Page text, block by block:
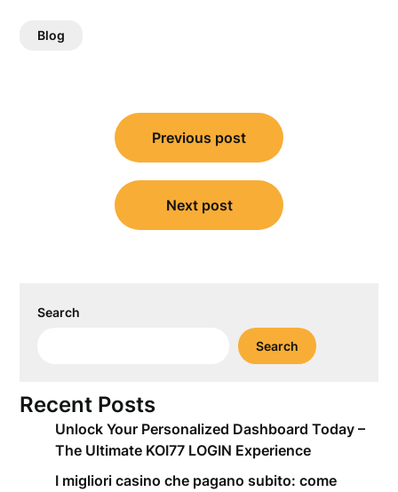
Blog
navigation
Previous post
Next post
Search
Search
Recent Posts
Unlock Your Personalized Dashboard Today –
The Ultimate KOI77 LOGIN Experience
I migliori casino che pagano subito: come